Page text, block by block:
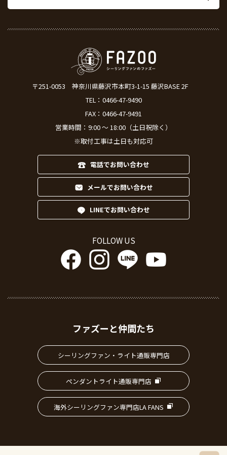
〒251-0053
神奈川県藤沢市本町3-1-15 藤沢BASE 2F
TEL： 0466-47-9490
FAX：0466-47-9491
営業時間：9:00 ～ 18:00（土日祝除く）
※取付工事は土日も対応可
電話でお問い合わせ
メールでお問い合わせ
LINEでお問い合わせ
FOLLOW US
ファズーと仲間たち
シーリングファン・ライト通販専門店
ペンダントライト通販専門店
海外シーリングファン専門店LA FANS